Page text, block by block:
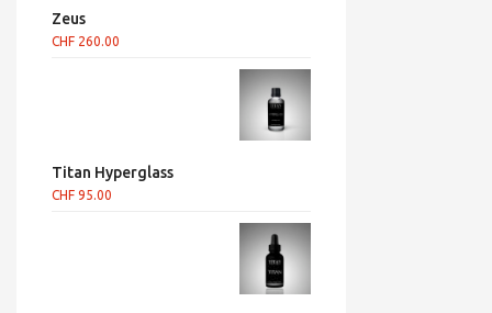
Zeus
CHF 260.00
Titan Hyperglass
CHF 95.00